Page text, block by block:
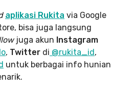
aplikasi Rukita via Google
bisa juga langsung
juga akun Instagram
, Twitter di @rukita_id,
untuk berbagai info hunian